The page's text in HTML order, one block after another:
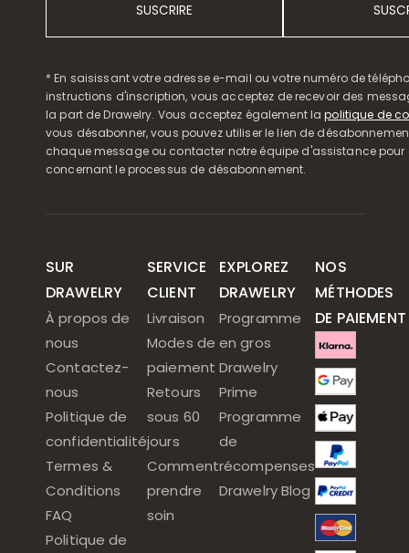
SUSCRIRE
* En saisissant votre adresse e-mail ou votre numéro de
instructions d'inscription, vous acceptez de recevoir des
la part de Drawelry. Vous acceptez également lapolitique de
vous désabonner, vous pouvez utiliser le lien de
chaque message ou contacter notre équipe d'assistance pour
concernant le processus de désabonnement.
SUR
DRAWELRY
À propos de
nous
Contactez-
nous
Politique de
confidentialité
Termes &
Conditions
FAQ
Politique de
SERVICE
CLIENT
Livraison
Modes de
paiement
Retours
sous 60
jours
Comment
prendre
soin
EXPLOREZ
DRAWELRY
Programme
en gros
Drawelry
Prime
Programme
de
récompenses
Drawelry Blog
NOS
MÉTHODES
DE PAIEMENT